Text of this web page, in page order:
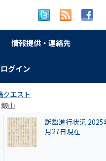
情報提供・連絡先
グイン
クエスト
山
【和牛投資トラブ
和歌山県議を信奉